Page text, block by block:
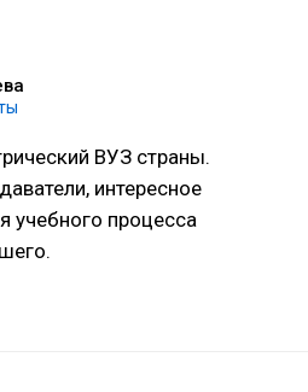
ВУЗ страны.
интересное
учебного процесса